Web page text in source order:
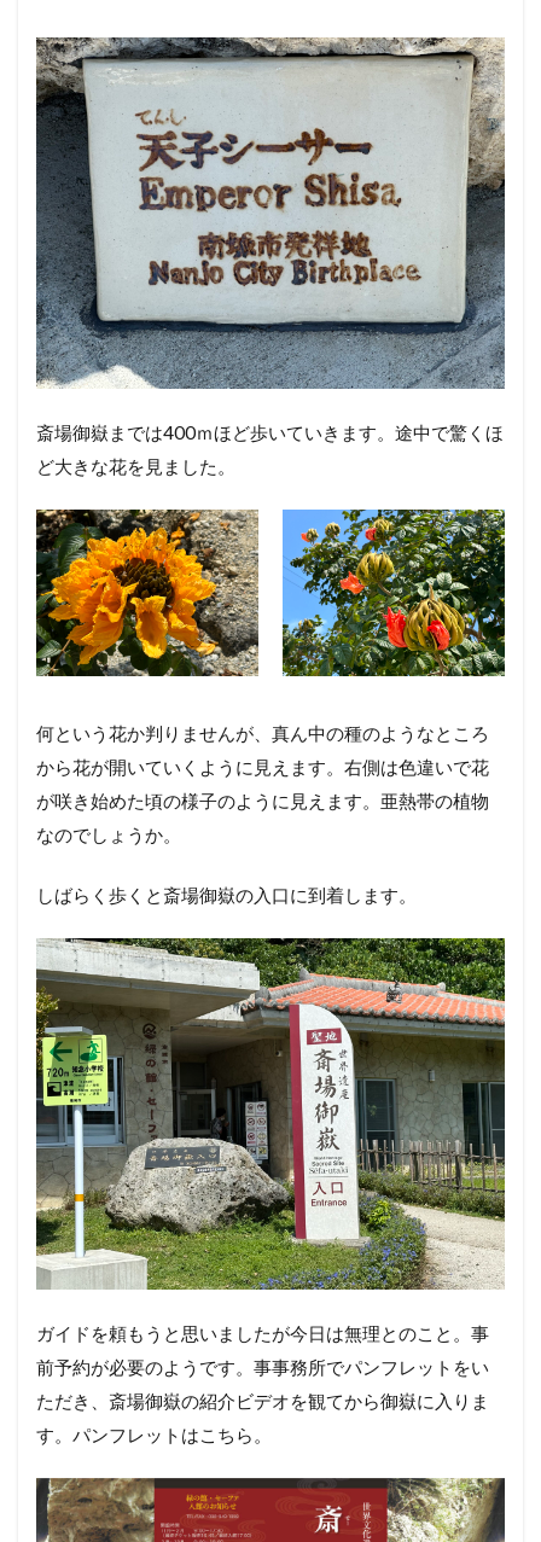
斎場御嶽までは400ｍほど歩いていきます。途中で驚くほ
ど大きな花を見ました。
何という花か判りませんが、真ん中の種のようなところ
から花が開いていくように見えます。右側は色違いで花
が咲き始めた頃の様子のように見えます。亜熱帯の植物
なのでしょうか。
しばらく歩くと斎場御嶽の入口に到着します。
ガイドを頼もうと思いましたが今日は無理とのこと。事
前予約が必要のようです。事事務所でパンフレットをい
ただき、斎場御嶽の紹介ビデオを観てから御嶽に入りま
す。パンフレットはこちら。